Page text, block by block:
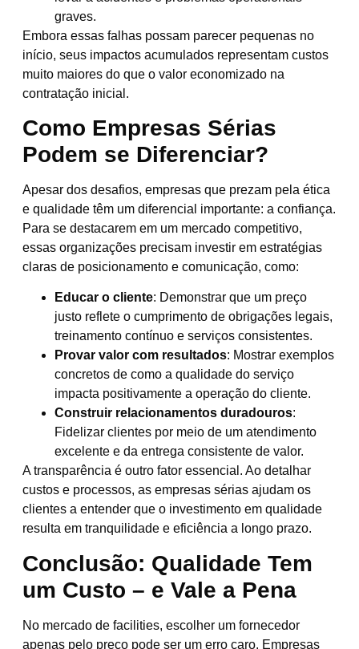
graves.
Embora essas falhas possam parecer pequenas no
início, seus impactos acumulados representam custos
muito maiores do que o valor economizado na
contratação inicial.
Como Empresas Sérias
Podem se Diferenciar?
Apesar dos desafios, empresas que prezam pela ética
e qualidade têm um diferencial importante: a confiança.
Para se destacarem em um mercado competitivo,
essas organizações precisam investir em estratégias
claras de posicionamento e comunicação, como:
Educar o cliente: Demonstrar que um preço
justo reflete o cumprimento de obrigações legais,
treinamento contínuo e serviços consistentes.
Provar valor com resultados: Mostrar exemplos
concretos de como a qualidade do serviço
impacta positivamente a operação do cliente.
Construir relacionamentos duradouros:
Fidelizar clientes por meio de um atendimento
excelente e da entrega consistente de valor.
A transparência é outro fator essencial. Ao detalhar
custos e processos, as empresas sérias ajudam os
clientes a entender que o investimento em qualidade
resulta em tranquilidade e eficiência a longo prazo.
Conclusão: Qualidade Tem
um Custo – e Vale a Pena
No mercado de facilities, escolher um fornecedor
apenas pelo preço pode ser um erro caro. Empresas